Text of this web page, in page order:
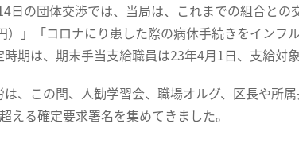
日の団体交渉では、当局は、これまでの組合と
）」「コロナにり患した際の病休手続きをインフ
時期は、期末手当支給職員は23年4月1日、支給対
は、この間、人勧学習会、職場オルグ、区長や所
える確定要求署名を集めてきました。